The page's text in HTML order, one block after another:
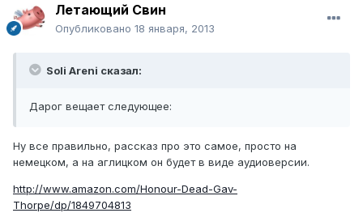
Летающий Свин
Опубликовано 18 января, 2013
Soli Areni сказал:
Дарог вещает следующее:
Ну все правильно, рассказ про это самое, просто на
немецком, а на аглицком он будет в виде аудиоверсии.
http://www.amazon.com/Honour-Dead-Gav-
Thorpe/dp/1849704813